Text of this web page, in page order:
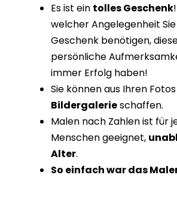
Es ist ein tolles Geschenk
welcher Angelegenheit
Geschenk benötigen,
persönliche
immer Erfolg haben!
Sie können aus Ihren
Bildergalerieschaffen.
Malen nach Zahlen ist für
Menschen geeignet,
Alter.
So einfach war das